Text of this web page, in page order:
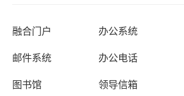
融合门户 办公系统
邮件系统 办公电话
图书馆 领导信箱